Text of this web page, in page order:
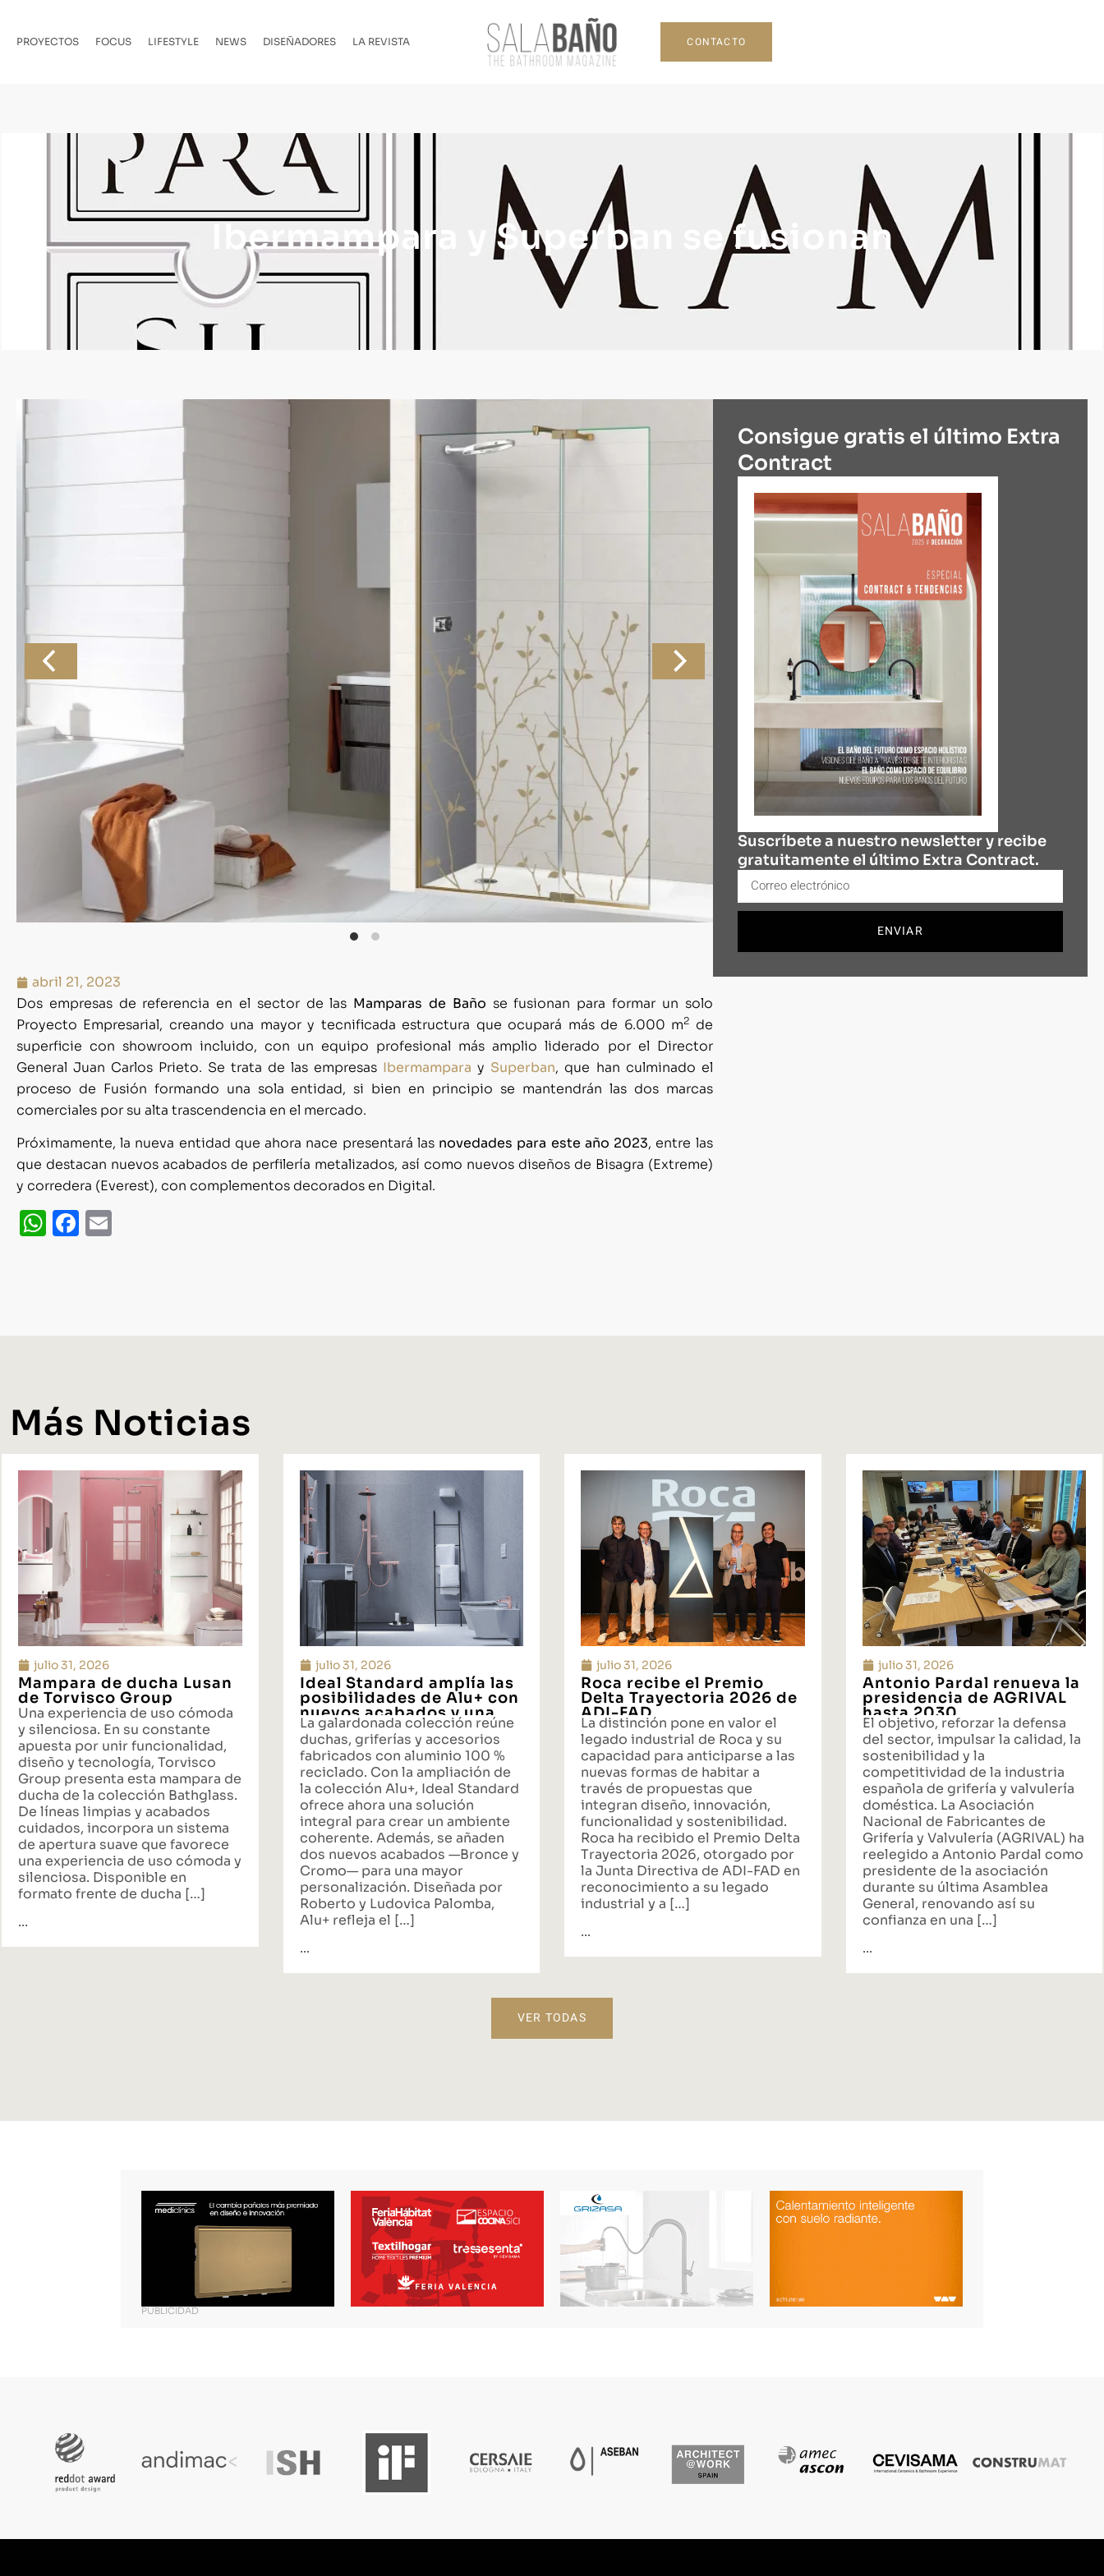
PROYECTOS FOCUS LIFESTYLE NEWS DISEÑADORES LA REVISTA CONTACTO
Ibermampara y Superban se fusionan
abril 21, 2023
Dos empresas de referencia en el sector de las Mamparas de Baño se fusionan para formar un solo
Proyecto Empresarial, creando una mayor y tecnificada estructura que ocupará más de 6.000 m2 de
superficie con showroom incluido, con un equipo profesional más amplio liderado por el Director
General Juan Carlos Prieto. Se trata de las empresas Ibermampara y Superban, que han culminado el
proceso de Fusión formando una sola entidad, si bien en principio se mantendrán las dos marcas
comerciales por su alta trascendencia en el mercado.
Próximamente, la nueva entidad que ahora nace presentará las novedades para este año 2023, entre las
que destacan nuevos acabados de perfilería metalizados, así como nuevos diseños de Bisagra (Extreme)
y corredera (Everest), con complementos decorados en Digital.
WhatsApp
Facebook
Consigue gratis el último Extra
Contract
Suscríbete a nuestro newsletter y recibe
gratuitamente el último Extra Contract.
ENVIAR
Más Noticias
julio 31, 2026
Mampara de ducha Lusan
de Torvisco Group
Una experiencia de uso cómoda
y silenciosa. En su constante
apuesta por unir funcionalidad,
diseño y tecnología, Torvisco
Group presenta esta mampara de
ducha de la colección Bathglass.
De líneas limpias y acabados
cuidados, incorpora un sistema
de apertura suave que favorece
una experiencia de uso cómoda y
silenciosa. Disponible en
formato frente de ducha […]
...
julio 31, 2026
Ideal Standard amplía las
posibilidades de Alu+ con
nuevos acabados y una
propuesta integral de
baño
La galardonada colección reúne
duchas, griferías y accesorios
fabricados con aluminio 100 %
reciclado. Con la ampliación de
la colección Alu+, Ideal Standard
ofrece ahora una solución
integral para crear un ambiente
coherente. Además, se añaden
dos nuevos acabados —Bronce y
Cromo— para una mayor
personalización. Diseñada por
Roberto y Ludovica Palomba,
Alu+ refleja el […]
...
julio 31, 2026
Roca recibe el Premio
Delta Trayectoria 2026 de
ADI-FAD
La distinción pone en valor el
legado industrial de Roca y su
capacidad para anticiparse a las
nuevas formas de habitar a
través de propuestas que
integran diseño, innovación,
funcionalidad y sostenibilidad.
Roca ha recibido el Premio Delta
Trayectoria 2026, otorgado por
la Junta Directiva de ADI-FAD en
reconocimiento a su legado
industrial y a […]
...
julio 31, 2026
Antonio Pardal renueva la
presidencia de AGRIVAL
hasta 2030
El objetivo, reforzar la defensa
del sector, impulsar la calidad, la
sostenibilidad y la
competitividad de la industria
española de grifería y valvulería
doméstica. La Asociación
Nacional de Fabricantes de
Grifería y Valvulería (AGRIVAL) ha
reelegido a Antonio Pardal como
presidente de la asociación
durante su última Asamblea
General, renovando así su
confianza en una […]
...
VER TODAS
PUBLICIDAD